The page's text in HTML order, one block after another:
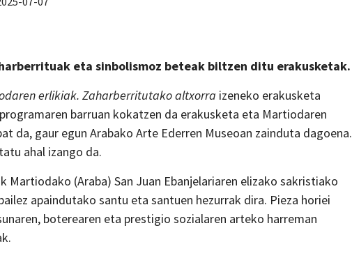
eta sinbolismoz beteak biltzen ditu erakusketak.
erlikiak. Zaharberritutako altxorra izeneko erakusketa
programaren barruan kokatzen da erakusketa eta Martiodaren
da, gaur egun Arabako Arte Ederren Museoan zainduta dagoena.
ahal izango da.
Martiodako (Araba) San Juan Ebanjelariaren elizako sakristiako
apaindutako santu eta santuen hezurrak dira. Pieza horiei
boterearen eta prestigio sozialaren arteko harreman